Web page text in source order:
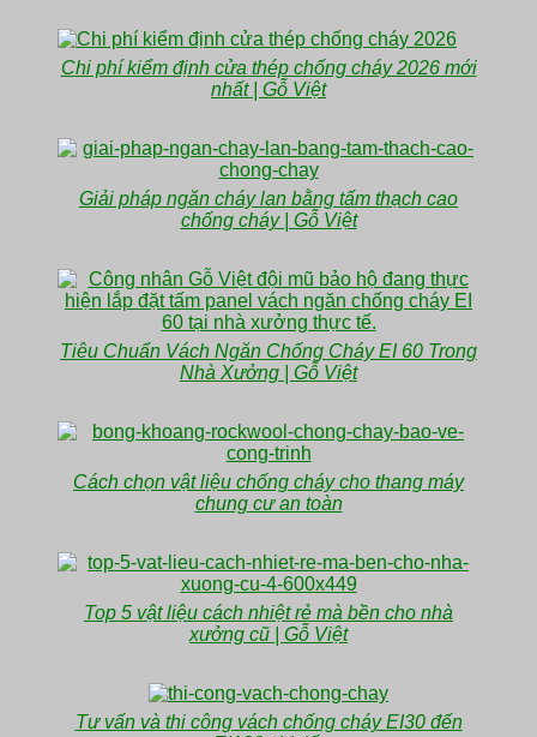
Chi phí kiểm định cửa thép chống cháy 2026 mới
nhất | Gỗ Việt
Giải pháp ngăn cháy lan bằng tấm thạch cao
chống cháy | Gỗ Việt
Tiêu Chuẩn Vách Ngăn Chống Cháy EI 60 Trong
Nhà Xưởng | Gỗ Việt
Cách chọn vật liệu chống cháy cho thang máy
chung cư an toàn
Top 5 vật liệu cách nhiệt rẻ mà bền cho nhà
xưởng cũ | Gỗ Việt
Tư vấn và thi công vách chống cháy EI30 đến